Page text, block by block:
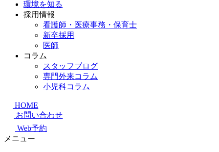
環境を知る
採用情報
看護師・医療事務・保育士
新卒採用
医師
コラム
スタッフブログ
専門外来コラム
小児科コラム
HOME
お問い合わせ
Web予約
メニュー